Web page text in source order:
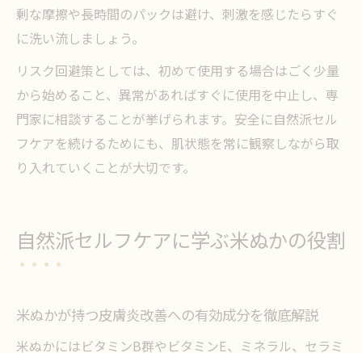
剰な摩擦や長時間のパックは避け、刺激を感じたらすぐ
に洗い流しましょう。
リスク回避策としては、初めて使用する場合はごく少量
から始めること、異常があればすぐに使用を中止し、専
門家に相談することが挙げられます。安全に自然派セル
フケアを続けるためにも、肌状態を常に観察しながら取
り入れていくことが大切です。
自然派セルフケアに学ぶ米ぬかの役割
米ぬかが持つ皮膚炎改善への有効成分を徹底解説
米ぬかにはビタミンB群やビタミンE、ミネラル、セラミ